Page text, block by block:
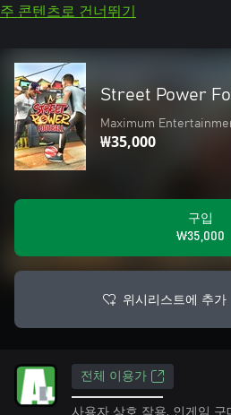
주 콘텐츠로 건너뛰기
Street Power
Maximum
₩35,000
구입
₩35,000
위시리스트에 추가
전체 이용가
사용자 상호 작용, 인게임 구